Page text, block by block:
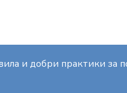
и добри практики за